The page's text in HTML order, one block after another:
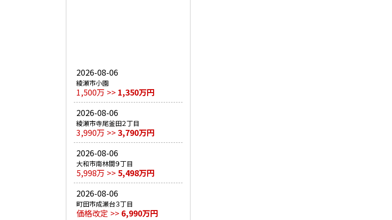
2026-08-06
綾瀬市小園
1,500万 >> 1,350万円
2026-08-06
綾瀬市寺尾釜田２丁目
3,990万 >>3,790万円
2026-08-06
大和市南林間９丁目
5,998万 >> 5,498万円
2026-08-06
町田市成瀬台３丁目
価格改定 >> 6,990万円